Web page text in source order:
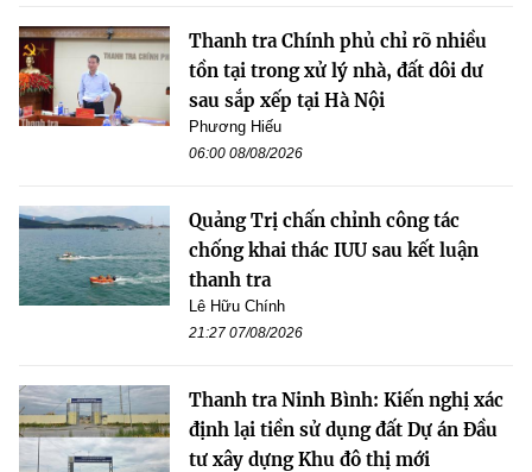
Thanh tra Chính phủ chỉ rõ nhiều
tồn tại trong xử lý nhà, đất dôi dư
sau sắp xếp tại Hà Nội
Phương Hiếu
06:00 08/08/2026
Quảng Trị chấn chỉnh công tác
chống khai thác IUU sau kết luận
thanh tra
Lê Hữu Chính
21:27 07/08/2026
Thanh tra Ninh Bình: Kiến nghị xác
định lại tiền sử dụng đất Dự án Đầu
tư xây dựng Khu đô thị mới